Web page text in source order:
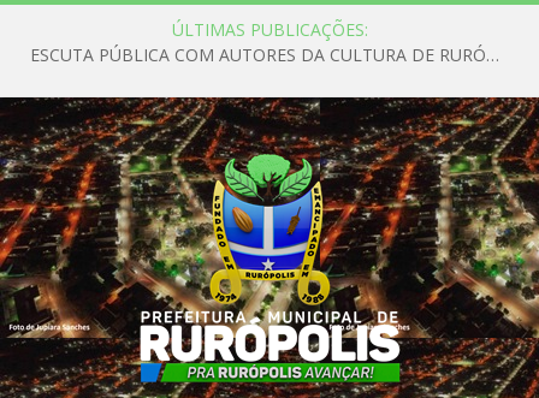
ÚLTIMAS PUBLICAÇÕES:
ESCUTA PÚBLICA COM AUTORES DA CULTURA DE RURÓPOLIS